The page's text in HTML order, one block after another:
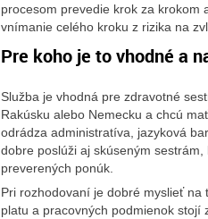
procesom prevedie krok za krokom
vnímanie celého kroku z rizika na
Pre koho je to vhodné a
Služba je vhodná pre zdravotné
Rakúsku alebo Nemecku a chcú
odrádza administratíva, jazyková
dobre poslúži aj skúseným
preverených ponúk.
Pri rozhodovaní je dobré myslieť
platu a pracovných podmienok